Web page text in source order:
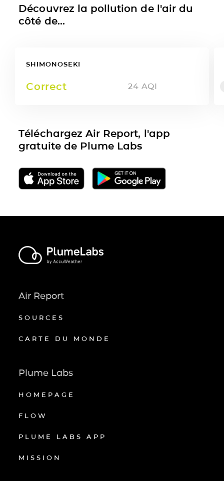
Découvrez la pollution de l'air du
côté de...
SHIMONOSEKI
Correct 24 AQI
Téléchargez Air Report, l'app
gratuite de Plume Labs
Air Report
SOURCES
CARTE DU MONDE
Plume Labs
HOMEPAGE
FLOW
PLUME LABS APP
MISSION